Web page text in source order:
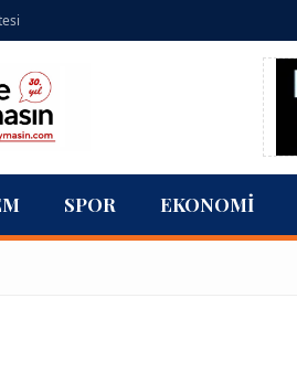
SPOR EKONOMI